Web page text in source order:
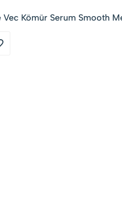
Vec Kömür Serum Smooth